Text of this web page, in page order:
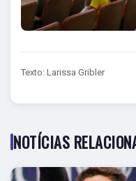
Texto: Larissa Gribler
NOTÍCIAS